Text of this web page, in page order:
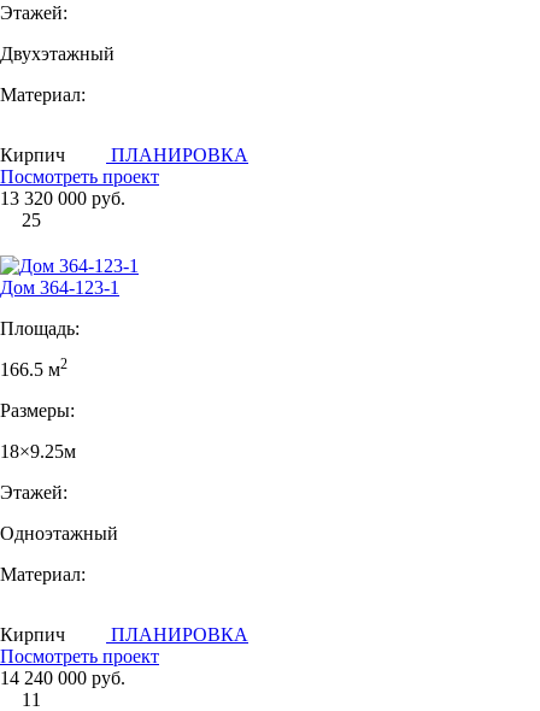
Этажей:
Двухэтажный
Материал:
Кирпич
ПЛАНИРОВКА
Посмотреть проект
13 320 000 руб.
25
Дом 364-123-1
Площадь:
166.5 м2
Размеры:
18×9.25м
Этажей:
Одноэтажный
Материал:
Кирпич
ПЛАНИРОВКА
Посмотреть проект
14 240 000 руб.
11